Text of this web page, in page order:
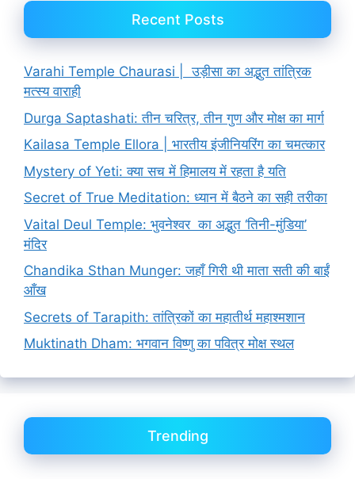
Recent Posts
Varahi Temple Chaurasi | उड़ीसा का अद्भुत तांत्रिक
मत्स्य वाराही
Durga Saptashati: तीन चरित्र, तीन गुण और मोक्ष का मार्ग
Kailasa Temple Ellora | भारतीय इंजीनियरिंग का चमत्कार
Mystery of Yeti: क्या सच में हिमालय में रहता है यति
Secret of True Meditation: ध्यान में बैठने का सही तरीका
Vaital Deul Temple: भुवनेश्वर का अद्भुत ‘तिनी-मुंडिया’
मंदिर
Chandika Sthan Munger: जहाँ गिरी थी माता सती की बाईं
आँख
Secrets of Tarapith: तांत्रिकों का महातीर्थ महाश्मशान
Muktinath Dham: भगवान विष्णु का पवित्र मोक्ष स्थल
Trending